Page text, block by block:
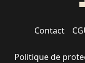
Contact
Politique de